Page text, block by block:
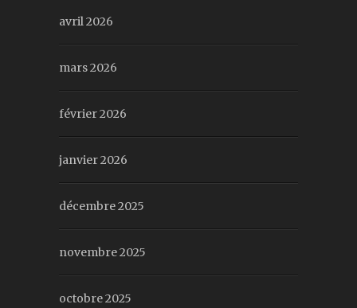
avril 2026
mars 2026
février 2026
janvier 2026
décembre 2025
novembre 2025
octobre 2025